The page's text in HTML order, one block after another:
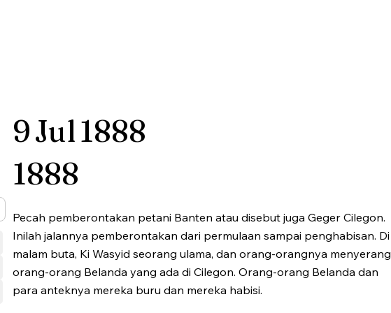
9Jul1888
1888
Pecah pemberontakan petani Banten atau disebut juga Geger Cilegon.
Inilah jalannya pemberontakan dari permulaan sampai penghabisan. Di
malam buta, Ki Wasyid seorang ulama, dan orang-orangnya menyerang
orang-orang Belanda yang ada di Cilegon. Orang-orang Belanda dan
para anteknya mereka buru dan mereka habisi.